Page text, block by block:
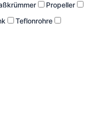
Propeller
Teflonrohre